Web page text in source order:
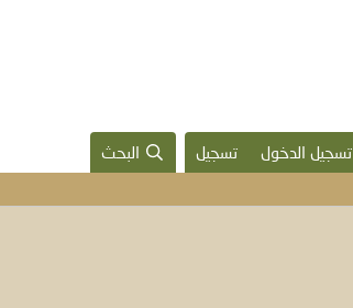
تسجيل الدخول تسجيل البحث